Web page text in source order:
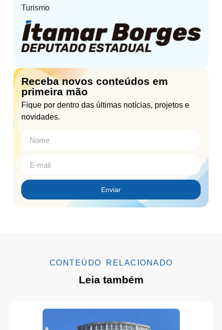
Turismo
Receba novos conteúdos em
primeira mão
Fique por dentro das últimas notícias, projetos e
novidades.
Enviar
CONTEÚDO RELACIONADO
Leia também